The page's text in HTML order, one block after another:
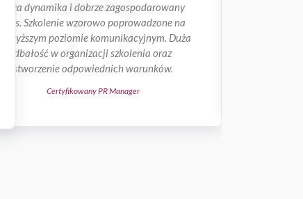
duża dynamika i dobrze zagospodarowany
czas. Szkolenie wzorowo poprowadzone na
najwyższym poziomie komunikacyjnym. Duża
dbałość w organizacji szkolenia oraz
stworzenie odpowiednich warunków.
Certyfikowany PR Manager